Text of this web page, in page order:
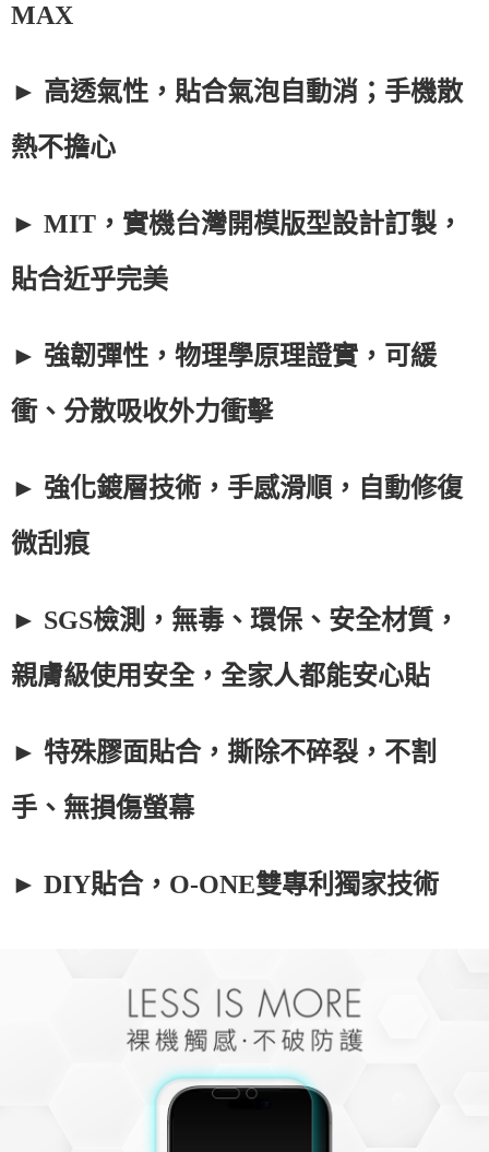
MAX
► 高透氣性，貼合氣泡自動消；手機散
熱不擔心
► MIT，實機台灣開模版型設計訂製，
貼合近乎完美
► 強韌彈性，物理學原理證實，可緩
衝、分散吸收外力衝擊
► 強化鍍層技術，手感滑順，自動修復
微刮痕
► SGS檢測，無毒、環保、安全材質，
親膚級使用安全，全家人都能安心貼
► 特殊膠面貼合，撕除不碎裂，不割
手、無損傷螢幕
► DIY貼合，O-ONE雙專利獨家技術